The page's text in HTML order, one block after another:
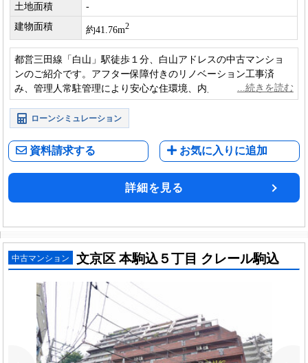
土地面積
-
建物面積
約41.76m2
都営三田線「白山」駅徒歩１分、白山アドレスの中古マンショ
ンのご紹介です。アフター保障付きのリノベーション工事済
み、管理人常駐管理により安心な住環境、内見も可能となって
おります。
ローンシミュレーション
資料請求する お気に入りに追加
詳細を見る
中古マンション 文京区 本駒込５丁目 クレール駒込